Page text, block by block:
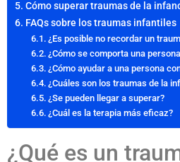
Cómo superar traumas de la
FAQs sobre los traumas infantiles
¿Es posible no recordar un
¿Cómo se comporta una
¿Cómo ayudar a una persona
¿Cuáles son los traumas de la
¿Se pueden llegar a superar?
¿Cuál es la terapia más eficaz?
¿Qué es un